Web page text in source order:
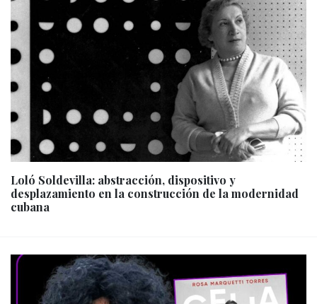
Loló Soldevilla: abstracción, dispositivo y
desplazamiento en la construcción de la modernidad
cubana